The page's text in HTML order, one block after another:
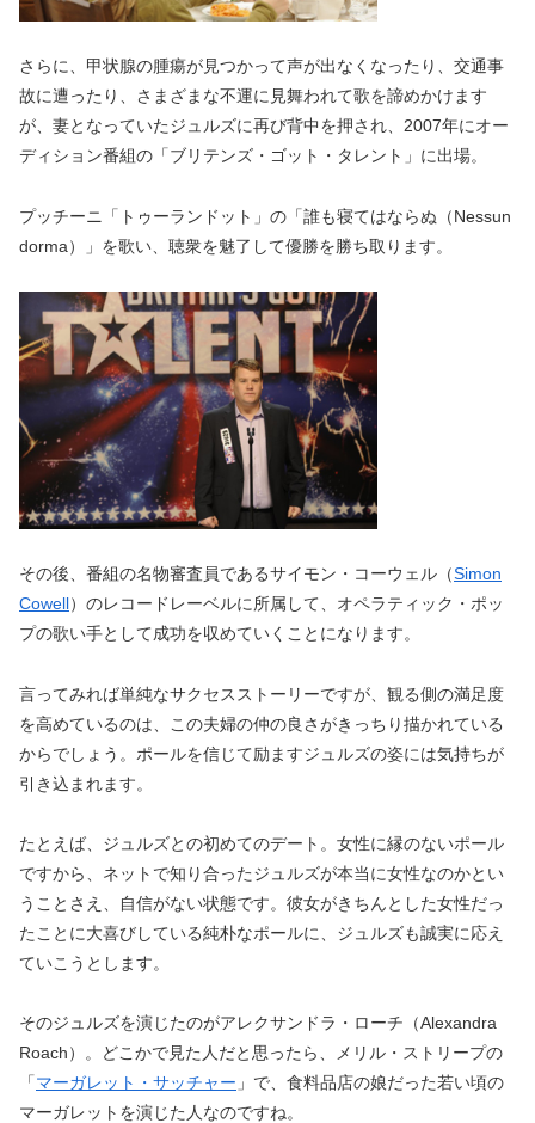
さらに、甲状腺の腫瘍が見つかって声が出なくなったり、交通事
故に遭ったり、さまざまな不運に見舞われて歌を諦めかけます
が、妻となっていたジュルズに再び背中を押され、2007年にオー
ディション番組の「ブリテンズ・ゴット・タレント」に出場。
プッチーニ「トゥーランドット」の「誰も寝てはならぬ（Nessun
dorma）」を歌い、聴衆を魅了して優勝を勝ち取ります。
その後、番組の名物審査員であるサイモン・コーウェル（Simon
Cowell）のレコードレーベルに所属して、オペラティック・ポッ
プの歌い手として成功を収めていくことになります。
言ってみれば単純なサクセスストーリーですが、観る側の満足度
を高めているのは、この夫婦の仲の良さがきっちり描かれている
からでしょう。ポールを信じて励ますジュルズの姿には気持ちが
引き込まれます。
たとえば、ジュルズとの初めてのデート。女性に縁のないポール
ですから、ネットで知り合ったジュルズが本当に女性なのかとい
うことさえ、自信がない状態です。彼女がきちんとした女性だっ
たことに大喜びしている純朴なポールに、ジュルズも誠実に応え
ていこうとします。
そのジュルズを演じたのがアレクサンドラ・ローチ（Alexandra
Roach）。どこかで見た人だと思ったら、メリル・ストリープの
「マーガレット・サッチャー 」で、食料品店の娘だった若い頃の
マーガレットを演じた人なのですね。